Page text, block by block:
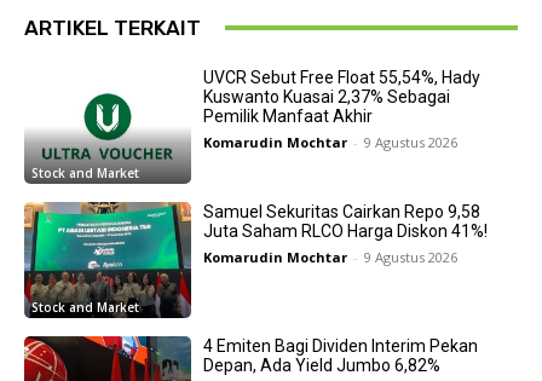
ARTIKEL TERKAIT
Stock and Market
UVCR Sebut Free Float 55,54%, Hady
Kuswanto Kuasai 2,37% Sebagai
Pemilik Manfaat Akhir
Komarudin Mochtar - 9 Agustus 2026
Stock and Market
Samuel Sekuritas Cairkan Repo 9,58
Juta Saham RLCO Harga Diskon 41%!
Komarudin Mochtar - 9 Agustus 2026
4 Emiten Bagi Dividen Interim Pekan
Depan, Ada Yield Jumbo 6,82%